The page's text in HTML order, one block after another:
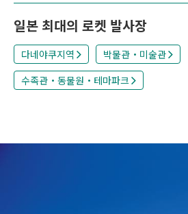
일본 최대의 로켓 발사장
다네야쿠지역
박물관・미술관
수족관・동물원・테마파크